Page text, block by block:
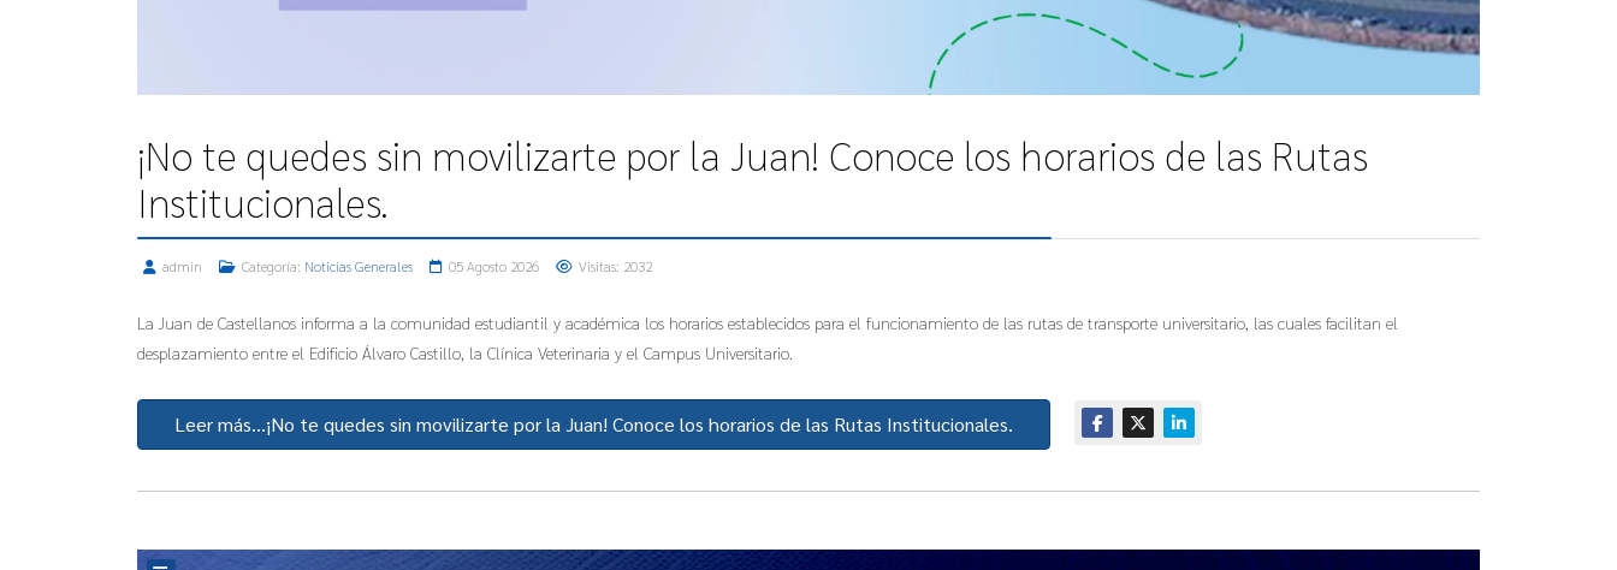
¡No te quedes sin movilizarte por la Juan! Conoce los horarios de las Rutas
Institucionales.
admin Categoría: Noticias Generales 05 Agosto 2026 Visitas: 2032
La Juan de Castellanos informa a la comunidad estudiantil y académica los horarios establecidos para el funcionamiento de las rutas de transporte universitario, las cuales facilitan el
desplazamiento entre el Edificio Álvaro Castillo, la Clínica Veterinaria y el Campus Universitario.
Leer más…¡No te quedes sin movilizarte por la Juan! Conoce los horarios de las Rutas Institucionales.